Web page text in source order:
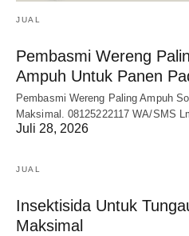
JUAL
Pembasmi Wereng
Ampuh Untuk Panen
Pembasmi Wereng Paling Ampuh
Maksimal. 08125222117 WA/SMS
Juli 28, 2026
JUAL
Insektisida Untuk
Maksimal